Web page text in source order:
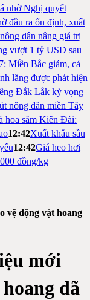
nhờ Nghị quyết
đầu ra ổn định, xuất
dân nâng giá trị
vượt 1 tỷ USD sau
Miền Bắc giảm, cả
lăng được phát hiện
Đắk Lắk kỳ vọng
nông dân miền Tây
hoa sâm Kiên Đài:
12:42Xuất khẩu sầu
12:42Giá heo hơi
đồng/kg
vệ động vật hoang
mới
dã